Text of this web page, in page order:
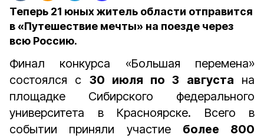
Теперь 21 юных житель области отправится
в «Путешествие мечты» на поезде через
всю Россию.
Финал конкурса «Большая перемена»
состоялся с 30 июля по 3 августа на
площадке Сибирского федерального
университета в Красноярске. Всего в
событии приняли участие более 800